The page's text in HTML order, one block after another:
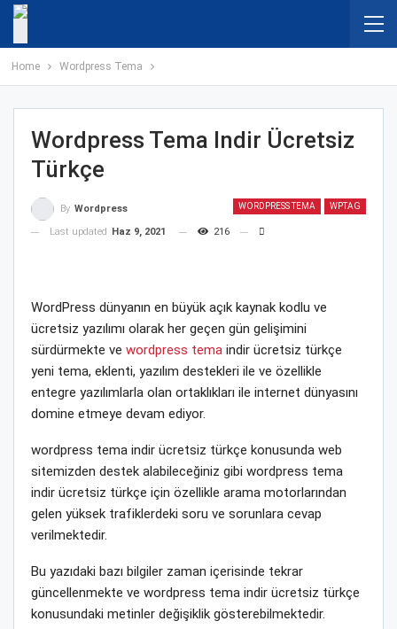
Home Wordpress Tema
Wordpress Tema Indir Ücretsiz
Türkçe
WORDPRESS TEMA WPTAG
By Wordpress
Last updated
Haz 9, 2021 216
WordPress dünyanın en büyük açık kaynak kodlu ve
ücretsiz yazılımı olarak her geçen gün gelişimini
sürdürmekte ve wordpress tema indir ücretsiz türkçe
yeni tema, eklenti, yazılım destekleri ile ve özellikle
entegre yazılımlarla olan ortaklıkları ile internet dünyasını
domine etmeye devam ediyor.
wordpress tema indir ücretsiz türkçe konusunda web
sitemizden destek alabileceğiniz gibi wordpress tema
indir ücretsiz türkçe için özellikle arama motorlarından
gelen yüksek trafiklerdeki soru ve sorunlara cevap
verilmektedir.
Bu yazıdaki bazı bilgiler zaman içerisinde tekrar
güncellenmekte ve wordpress tema indir ücretsiz türkçe
konusundaki metinler değişiklik gösterebilmektedir.